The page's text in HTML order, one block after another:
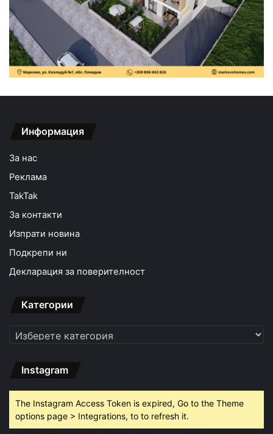
Информация
За нас
Реклама
TakTak
За контакти
Изпрати новина
Подкрепи ни
Декларация за поверителност
Категории
Категории
Instagram
The Instagram Access Token is expired, Go to the Theme
options page > Integrations, to to refresh it.